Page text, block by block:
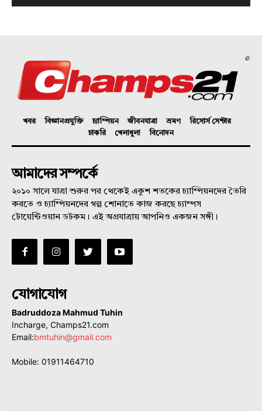
©
খবর বিজ্ঞানপ্রযুক্তি চ্যাম্পিয়ন জীবনযাত্রা ভ্রমণ
রিসোর্স সেন্টার
চাকরি
খেলাধুলা বিনোদন
আমাদের সম্পর্কে
২০১০ সালে যাত্রা শুরুর পর থেকেই একুশ শতকের চ্যাম্পিয়নদের তৈরি
করতে ও চ্যাম্পিয়নদের গল্প শোনাতে কাজ করছে চ্যাম্পস
টোয়েন্টিওয়ান ডটকম। এই অগ্রযাত্রায় আপনিও একজন সঙ্গী।
যোগাযোগ
Badruddoza Mahmud Tuhin
Incharge, Champs21.com
Email:bmtuhin@gmail.com
Mobile: 01911464710